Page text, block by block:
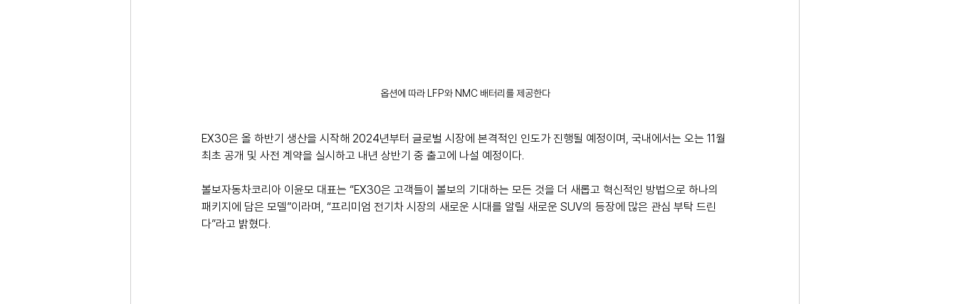
옵션에 따라 LFP와 NMC 배터리를 제공한다
EX30은 올 하반기 생산을 시작해 2024년부터 글로벌 시장에 본격적인 인도가 진행될 예정이며, 국내에서는 오는 11월
최초 공개 및 사전 계약을 실시하고 내년 상반기 중 출고에 나설 예정이다.
볼보자동차코리아 이윤모 대표는 “EX30은 고객들이 볼보의 기대하는 모든 것을 더 새롭고 혁신적인 방법으로 하나의
패키지에 담은 모델”이라며, “프리미엄 전기차 시장의 새로운 시대를 알릴 새로운 SUV의 등장에 많은 관심 부탁 드린
다”라고 밝혔다.